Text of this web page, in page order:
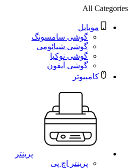
All Categories
موبایل
گوشی سامسونگ
گوشی شیائومی
گوشی نوکیا
گوشی آیفون
کامپیوتر
پرینتر
پرینتر اچ پی